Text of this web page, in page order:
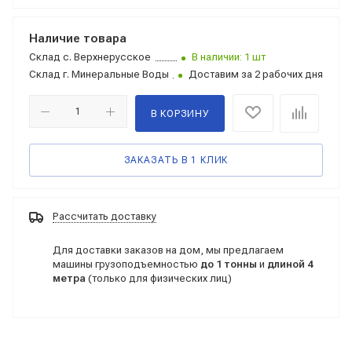
Наличие товара
Склад с. Верхнерусское
В наличии: 1 шт
Склад г. Минеральные Воды Доставим за 2 рабочих дня
В КОРЗИНУ
ЗАКАЗАТЬ В 1 КЛИК
Рассчитать доставку
Для доставки заказов на дом, мы предлагаем
машины грузоподъемностью до 1 тонны и длиной 4
метра (только для физических лиц)